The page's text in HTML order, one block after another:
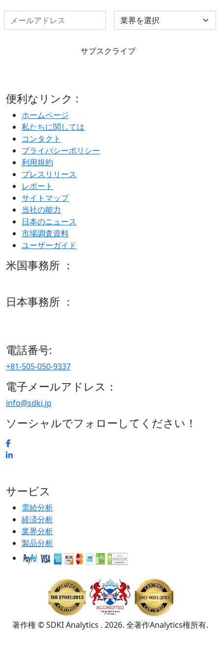
Select Industry
サブスクライブ
便利なリンク :
ホームページ
私たちに関しては
コンタクト
プライバシーポリシー
利用規約
プレスリリース
レポート
サイトマップ
当社の能力
日本のニュース
市場調査資料
ユーザーガイド
米国事務所 ：
日本事務所 ：
電話番号:
+81-505-050-9337
電子メールアドレス：
info@sdki.jp
ソーシャルでフォローしてください！
サービス
需給分析
経済分析
業界分析
製品分析
著作権 © SDKI Analytics . 2026. 全著作Analytics権所有.